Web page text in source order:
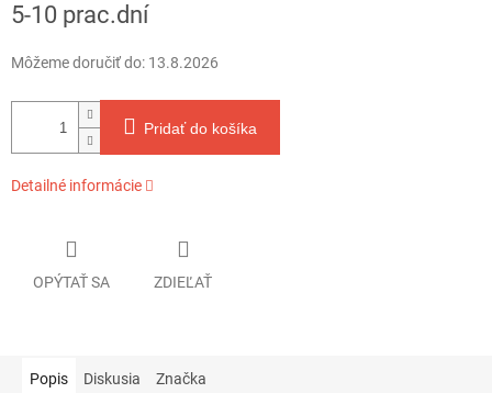
cena:
5-10 prac.dní
Môžeme doručiť do: 13.8.2026
Pridať do košíka
Detailné informácie
OPÝTAŤ SA ZDIEĽAŤ
Popis Diskusia Značka